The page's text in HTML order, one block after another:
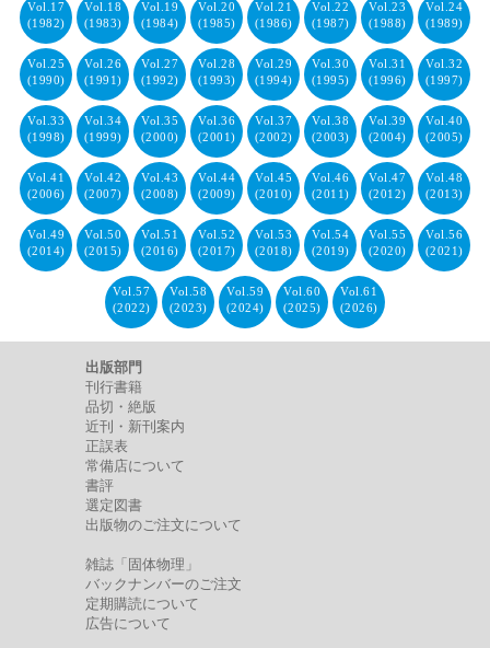
Vol.17
(1982)
Vol.18
(1983)
Vol.19
(1984)
Vol.20
(1985)
Vol.21
(1986)
Vol.22
(1987)
Vol.23
(1988)
Vol.24
(1989)
Vol.25
(1990)
Vol.26
(1991)
Vol.27
(1992)
Vol.28
(1993)
Vol.29
(1994)
Vol.30
(1995)
Vol.31
(1996)
Vol.32
(1997)
Vol.33
(1998)
Vol.34
(1999)
Vol.35
(2000)
Vol.36
(2001)
Vol.37
(2002)
Vol.38
(2003)
Vol.39
(2004)
Vol.40
(2005)
Vol.41
(2006)
Vol.42
(2007)
Vol.43
(2008)
Vol.44
(2009)
Vol.45
(2010)
Vol.46
(2011)
Vol.47
(2012)
Vol.48
(2013)
Vol.49
(2014)
Vol.50
(2015)
Vol.51
(2016)
Vol.52
(2017)
Vol.53
(2018)
Vol.54
(2019)
Vol.55
(2020)
Vol.56
(2021)
Vol.57
(2022)
Vol.58
(2023)
Vol.59
(2024)
Vol.60
(2025)
Vol.61
(2026)
出版部門
刊行書籍
品切・絶版
近刊・新刊案内
正誤表
常備店について
書評
選定図書
出版物のご注文について
雑誌「固体物理」
バックナンバーのご注文
定期購読について
広告について